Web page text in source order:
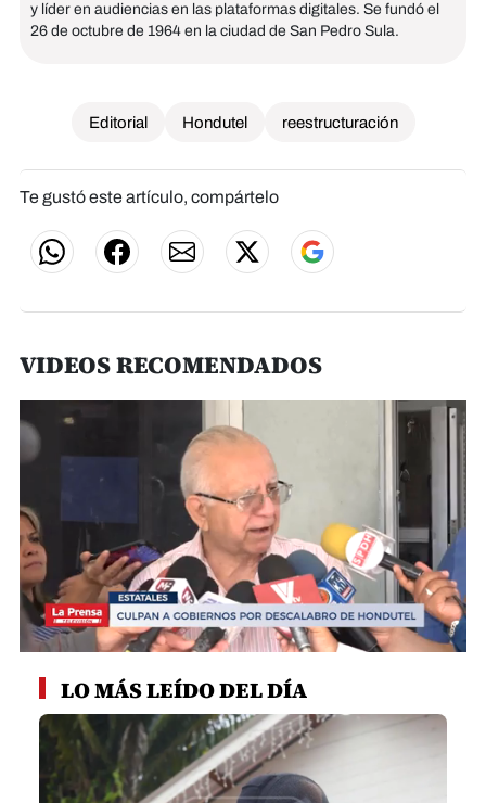
y líder en audiencias en las plataformas digitales. Se fundó el
26 de octubre de 1964 en la ciudad de San Pedro Sula.
Editorial Hondutel reestructuración
Te gustó este artículo, compártelo
VIDEOS RECOMENDADOS
seconds
minute,
seconds
LO MÁS LEÍDO DEL DÍA